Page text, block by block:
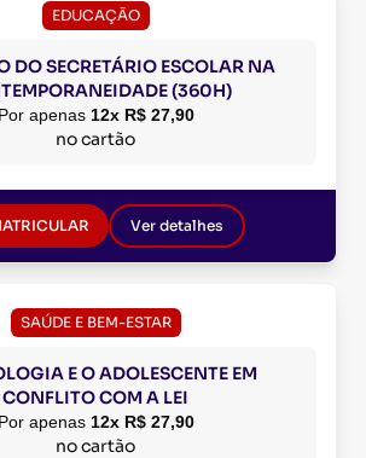
EDUCAÇÃO
DO SECRETÁRIO ESCOLAR NA
(360H)
Por apenas 12x R$ 27,90
no cartão
Ver detalhes
SAÚDE E BEM-ESTAR
E O ADOLESCENTE EM
CONFLITO COM A LEI
Por apenas 12x R$ 27,90
no cartão